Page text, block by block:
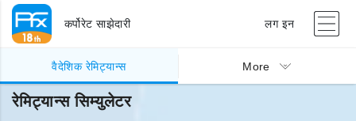
कर्पोरेट साझेदारी लग इन
वैदेशिक रेमिट्यान्स More
रेमिट्यान्स सिम्युलेटर